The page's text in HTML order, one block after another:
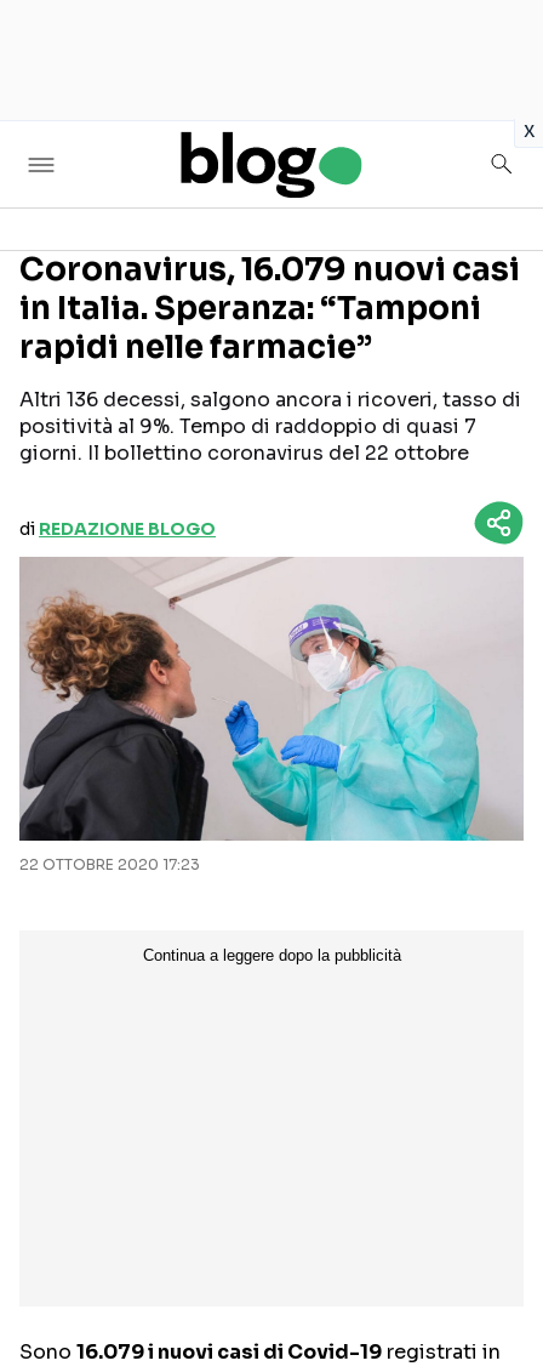
x
Seguici sui social
Coronavirus, 16.079 nuovi casi
in Italia. Speranza: “Tamponi
rapidi nelle farmacie”
Altri 136 decessi, salgono ancora i ricoveri, tasso di
positività al 9%. Tempo di raddoppio di quasi 7
giorni. Il bollettino coronavirus del 22 ottobre
di REDAZIONE BLOGO
22 OTTOBRE 2020 17:23
Sono 16.079 i nuovi casi di Covid-19 registrati in